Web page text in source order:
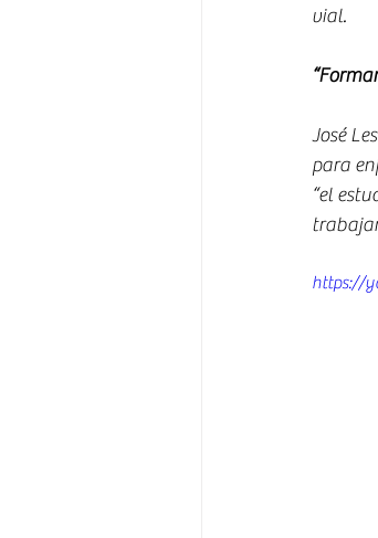
vial.
José
para
“el
https://